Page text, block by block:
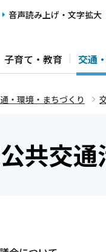
音声読み上げ・文字拡大
子育て・教育 交通
・環境・まちづくり
共交